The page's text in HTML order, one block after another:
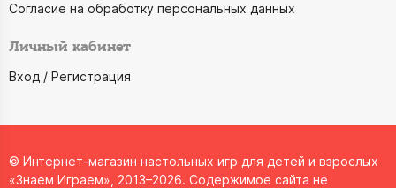
Согласие на обработку персональных данных
Личный кабинет
Вход / Регистрация
© Интернет-магазин настольных игр для детей и взрослых
«Знаем Играем», 2013–2026. Содержимое сайта не